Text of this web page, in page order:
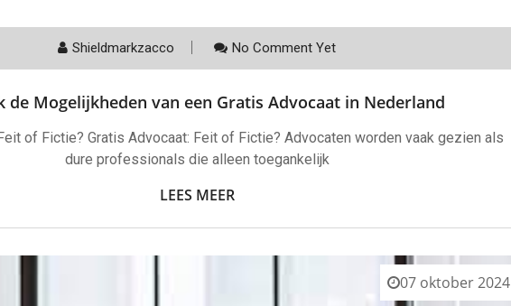
Shieldmarkzacco No Comment Yet
de Mogelijkheden van een Gratis Advocaat in Nederland
of Fictie? Gratis Advocaat: Feit of Fictie? Advocaten worden vaak gezien als
dure professionals die alleen toegankelijk
LEES MEER
07 oktober 2024